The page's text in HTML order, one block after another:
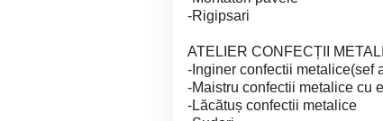
-Rigipsari
ATELIER CONFECȚII
-Inginer confectii metalice(sef
-Maistru confectii metalice cu
-Lăcătuș confectii metalice